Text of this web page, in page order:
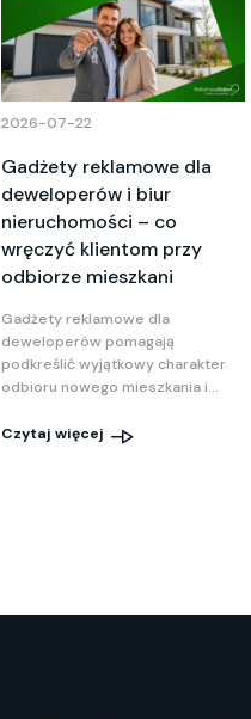
2026-07-22
Gadżety reklamowe dla
deweloperów i biur
nieruchomości – co
wręczyć klientom przy
odbiorze mieszkani
Gadżety reklamowe dla
deweloperów pomagają
podkreślić wyjątkowy charakter
odbioru nowego mieszkania i...
Czytaj więcej